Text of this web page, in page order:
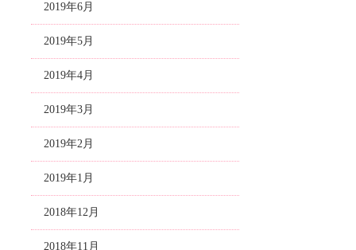
2019年6月
2019年5月
2019年4月
2019年3月
2019年2月
2019年1月
2018年12月
2018年11月